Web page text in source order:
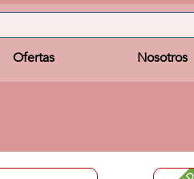
Ofertas Nosotros